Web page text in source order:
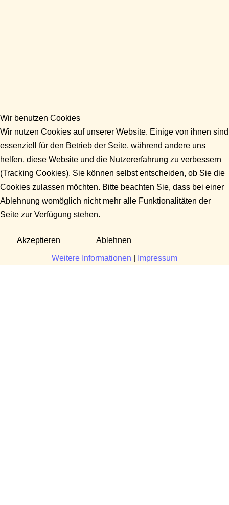
Wir benutzen Cookies
Wir nutzen Cookies auf unserer Website. Einige von ihnen sind
essenziell für den Betrieb der Seite, während andere uns
helfen, diese Website und die Nutzererfahrung zu verbessern
(Tracking Cookies). Sie können selbst entscheiden, ob Sie die
Cookies zulassen möchten. Bitte beachten Sie, dass bei einer
Ablehnung womöglich nicht mehr alle Funktionalitäten der
Seite zur Verfügung stehen.
Akzeptieren Ablehnen
Weitere Informationen Impressum